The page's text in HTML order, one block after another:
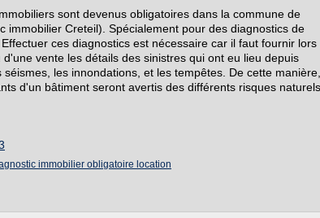
sont devenus obligatoires dans la commune de
immobilier Creteil). Spécialement pour des diagnostics de
ces diagnostics est nécessaire car il faut fournir lors
vente les détails des sinistres qui ont eu lieu depuis
séismes, les innondations, et les tempêtes. De cette manière,
d'un bâtiment seront avertis des différents risques naturels
immobilier obligatoire location